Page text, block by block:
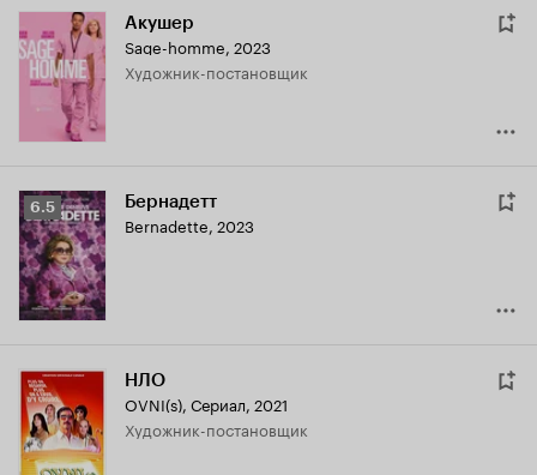
Акушер
Sage-homme, 2023
Художник-постановщик
Рейтинг
Кинопоиска
6.5
6.5 Бернадетт
Bernadette, 2023
НЛО
OVNI(s), Сериал, 2021
Художник-постановщик